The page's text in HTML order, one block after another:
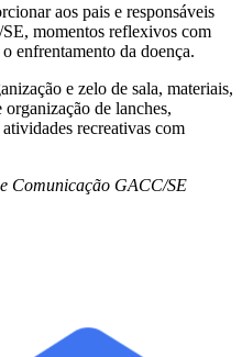
aos pais e responsáveis
momentos reflexivos com
enfrentamento da doença.
e zelo de sala, materiais,
de lanches,
recreativas com
Comunicação GACC/SE